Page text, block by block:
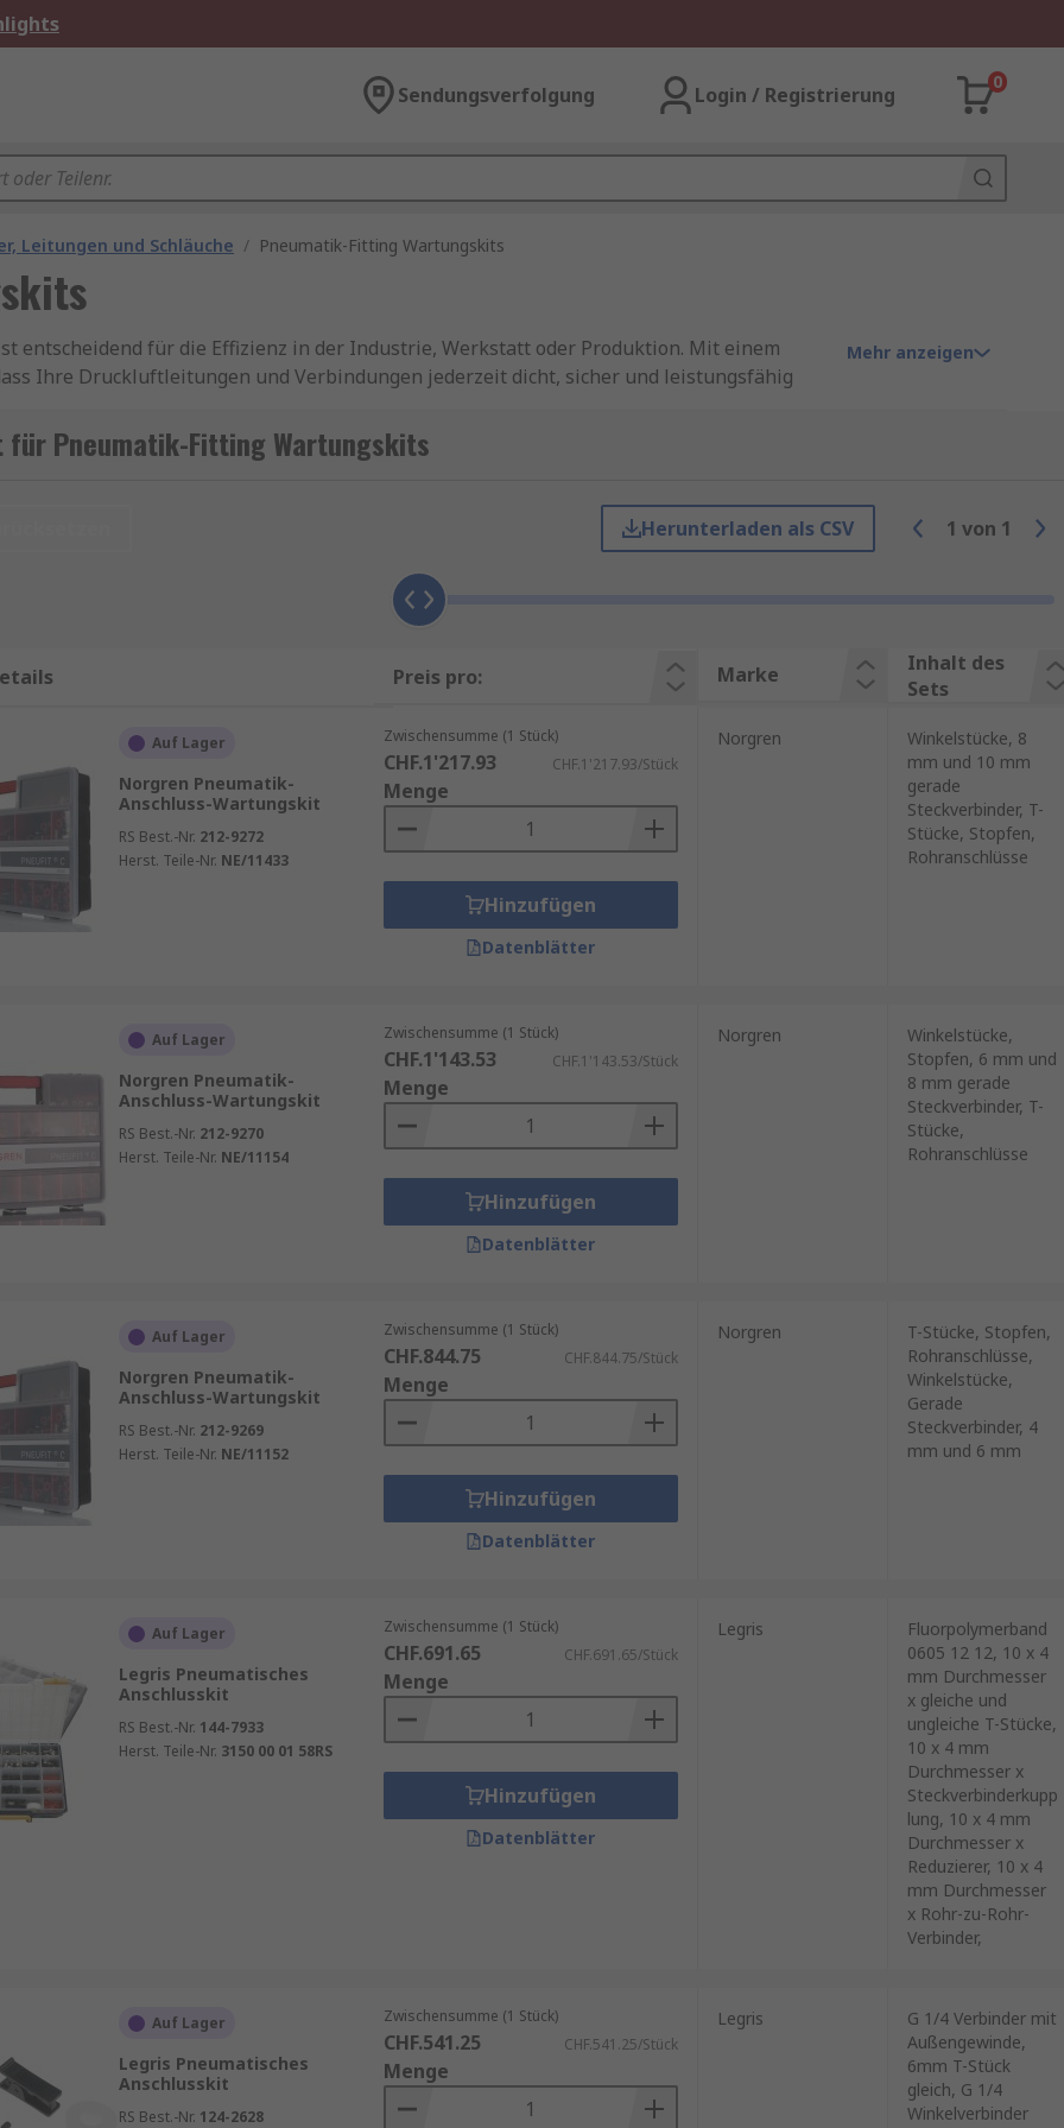
Sendungsverfolgung Login / Registrierung
0
Leitungen und Schläuche / Pneumatik-Fitting Wartungskits
entscheidend für die Effizienz in der Industrie, Werkstatt oder Produktion. Mit einem
Ihre Druckluftleitungen und Verbindungen jederzeit dicht, sicher und leistungsfähig
Druckschwankungen, Vibrationen und Umwelteinflüsse können Dichtungen und
Druckverlust und im schlimmsten Fall Produktionsstillstand. Mit einem Wartungskit
mit Standard-Pneumatiksystemen. So sparen Sie Zeit und vermeiden
Set
Mehr anzeigen
für Pneumatik-Fitting Wartungskits
Herunterladen als CSV 1 von 1
Preis pro: Marke
Inhalt des
Sets
Auf Lager
Norgren Pneumatik-
Anschluss-Wartungskit
RS Best.-Nr. 212-9272
Herst. Teile-Nr. NE/11433
Zwischensumme (1 Stück)
CHF.1'217.93 CHF.1'217.93/Stück
Menge
Hinzufügen
Datenblätter
Norgren
Winkelstücke, 8
mm und 10 mm
gerade
Steckverbinder, T-
Stücke, Stopfen,
Rohranschlüsse
Auf Lager
Norgren Pneumatik-
Anschluss-Wartungskit
RS Best.-Nr. 212-9270
Herst. Teile-Nr. NE/11154
Zwischensumme (1 Stück)
CHF.1'143.53 CHF.1'143.53/Stück
Menge
Hinzufügen
Datenblätter
Norgren
Winkelstücke,
Stopfen, 6 mm und
8 mm gerade
Steckverbinder, T-
Stücke,
Rohranschlüsse
Auf Lager
Norgren Pneumatik-
Anschluss-Wartungskit
RS Best.-Nr. 212-9269
Herst. Teile-Nr. NE/11152
Zwischensumme (1 Stück)
CHF.844.75 CHF.844.75/Stück
Menge
Hinzufügen
Datenblätter
Norgren
T-Stücke, Stopfen,
Rohranschlüsse,
Winkelstücke,
Gerade
Steckverbinder, 4
mm und 6 mm
Auf Lager
Legris Pneumatisches
Anschlusskit
RS Best.-Nr. 144-7933
Herst. Teile-Nr. 3150 00 01 58RS
Zwischensumme (1 Stück)
CHF.691.65 CHF.691.65/Stück
Menge
Hinzufügen
Datenblätter
Legris
Fluorpolymerband
0605 12 12, 10 x 4
mm Durchmesser
x gleiche und
ungleiche T-Stücke,
10 x 4 mm
Durchmesser x
Steckverbinderkupp
lung, 10 x 4 mm
Durchmesser x
Reduzierer, 10 x 4
mm Durchmesser
x Rohr-zu-Rohr-
Verbinder,
Auf Lager
Legris Pneumatisches
Anschlusskit
RS Best.-Nr. 124-2628
Zwischensumme (1 Stück)
CHF.541.25 CHF.541.25/Stück
Menge
Legris
G 1/4 Verbinder mit
Außengewinde,
6mm T-Stück
gleich, G 1/4
Winkelverbinder